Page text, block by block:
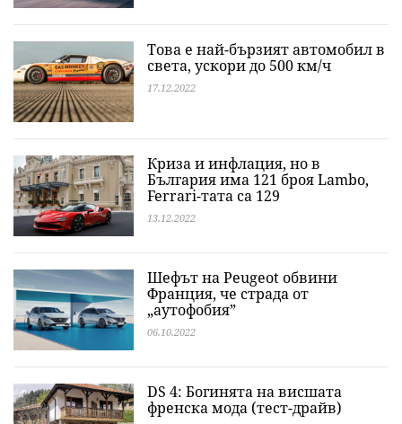
Това е най-бързият автомобил в
света, ускори до 500 км/ч
17.12.2022
Криза и инфлация, но в
България има 121 броя Lambo,
Ferrari-тата са 129
13.12.2022
Шефът на Peugeot обвини
Франция, че страда от
„аутофобия”
06.10.2022
DS 4: Богинята на висшата
френска мода (тест-драйв)